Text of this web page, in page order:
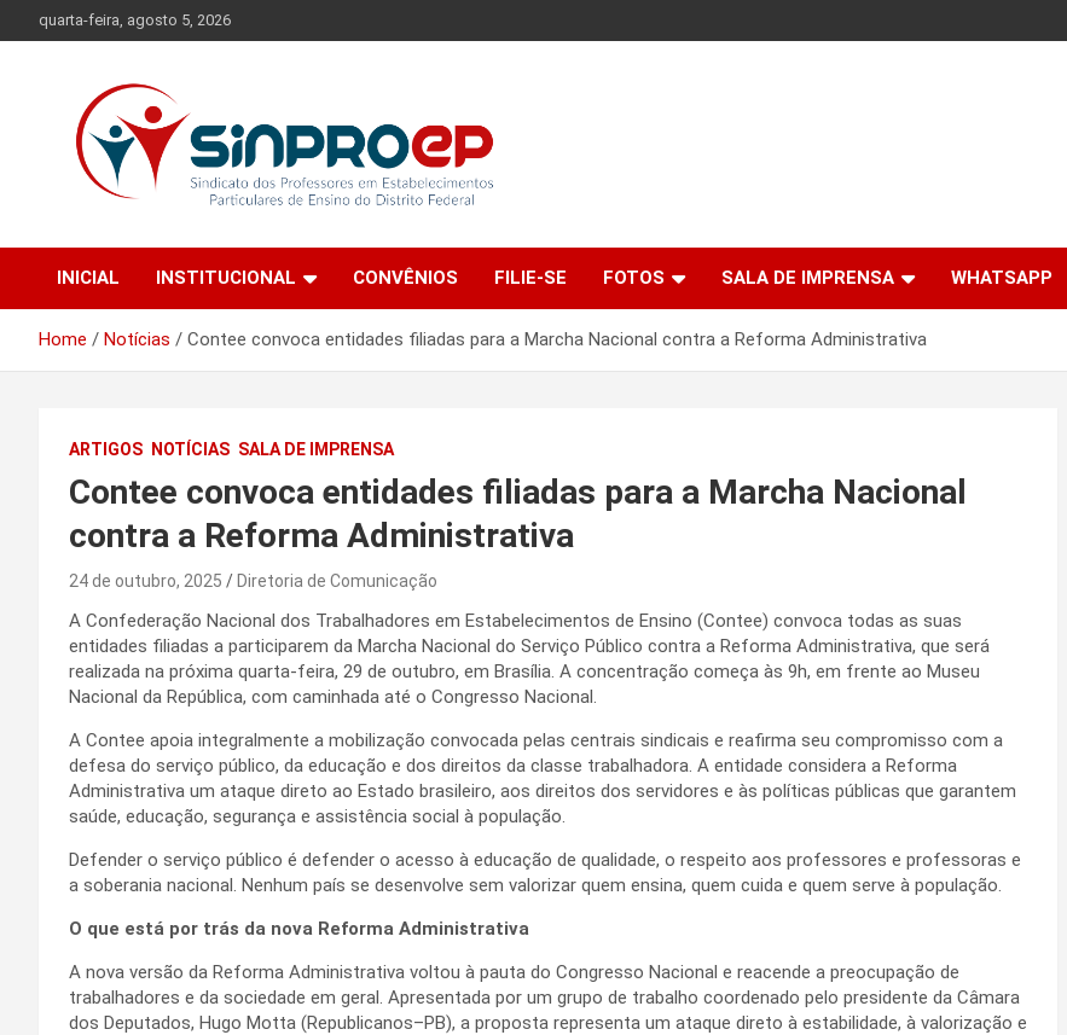
to
quarta-feira, agosto 5, 2026
Sinproep-DF
de Ensino do Distrito Federal
INICIAL
INSTITUCIONAL CONVÊNIOS FILIE-SE FOTOS SALA DE IMPRENSA WHATSAPP
Home Notícias Contee convoca entidades filiadas para a Marcha Nacional contra a Reforma Administrativa
ARTIGOS NOTÍCIAS SALA DE IMPRENSA
Contee convoca entidades filiadas para a Marcha Nacional
contra a Reforma Administrativa
24 de outubro, 2025 Diretoria de Comunicação
A Confederação Nacional dos Trabalhadores em Estabelecimentos de Ensino (Contee) convoca todas as suas
entidades filiadas a participarem da Marcha Nacional do Serviço Público contra a Reforma Administrativa, que será
realizada na próxima quarta-feira, 29 de outubro, em Brasília. A concentração começa às 9h, em frente ao Museu
Nacional da República, com caminhada até o Congresso Nacional.
A Contee apoia integralmente a mobilização convocada pelas centrais sindicais e reafirma seu compromisso com a
defesa do serviço público, da educação e dos direitos da classe trabalhadora. A entidade considera a Reforma
Administrativa um ataque direto ao Estado brasileiro, aos direitos dos servidores e às políticas públicas que garantem
saúde, educação, segurança e assistência social à população.
Defender o serviço público é defender o acesso à educação de qualidade, o respeito aos professores e professoras e
a soberania nacional. Nenhum país se desenvolve sem valorizar quem ensina, quem cuida e quem serve à população.
O que está por trás da nova Reforma Administrativa
A nova versão da Reforma Administrativa voltou à pauta do Congresso Nacional e reacende a preocupação de
trabalhadores e da sociedade em geral. Apresentada por um grupo de trabalho coordenado pelo presidente da Câmara
dos Deputados, Hugo Motta (Republicanos–PB), a proposta representa um ataque direto à estabilidade, à valorização e